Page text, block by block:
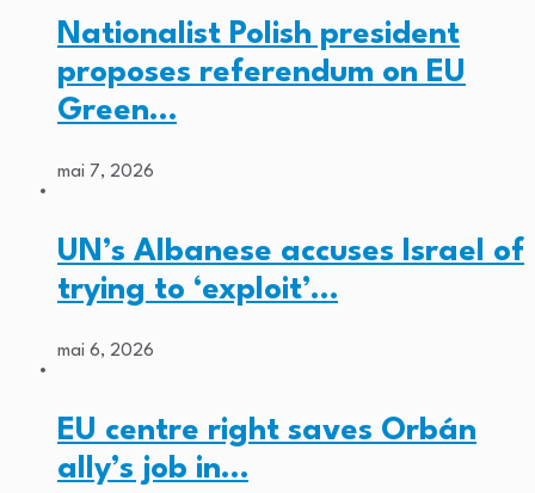
Nationalist Polish president
proposes referendum on EU
Green…
mai 7, 2026
UN’s Albanese accuses Israel of
trying to ‘exploit’…
mai 6, 2026
EU centre right saves Orbán
ally’s job in…